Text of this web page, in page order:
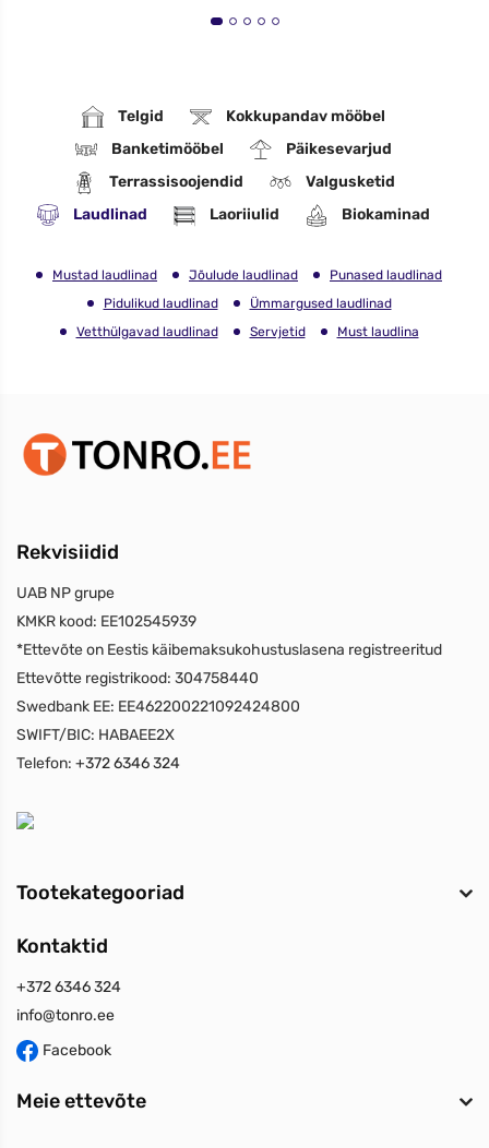
Telgid
Kokkupandav mööbel
Banketimööbel
Päikesevarjud
Terrassisoojendid
Valgusketid
Laudlinad
Laoriiulid Biokaminad
Mustad laudlinad Jõulude laudlinad
Punased laudlinad
Pidulikud laudlinad
Ümmargused laudlinad
Vetthülgavad laudlinad
Servjetid Must laudlina
Rekvisiidid
UAB NP grupe
KMKR kood: EE102545939
*Ettevõte on Eestis käibemaksukohustuslasena registreeritud
Ettevõtte registrikood: 304758440
Swedbank EE: EE462200221092424800
SWIFT/BIC: HABAEE2X
Telefon: +372 6346 324
Tootekategooriad
Kontaktid
+372 6346 324
info@tonro.ee
Facebook
Meie ettevõte